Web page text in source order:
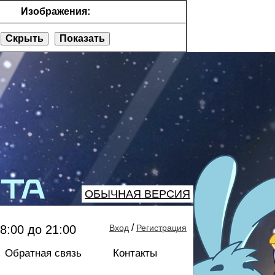
Изображения:
Скрыть Показать
ОБЫЧНАЯ ВЕРСИЯ
до 21:00 Вход / Регистрация
Обратная связь Контакты